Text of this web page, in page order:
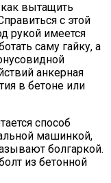
вытащить
с этой
рукой имеется
саму гайку, а
анкерная
в бетоне или
способ
машинкой,
болгаркой.
из бетонной